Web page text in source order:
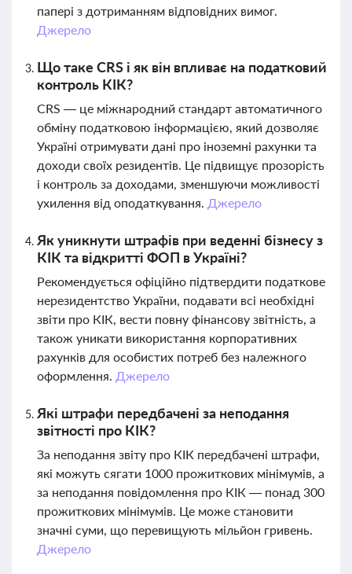
папері з дотриманням відповідних вимог.
Джерело
Що таке CRS і як він впливає на податковий
контроль КІК?
CRS — це міжнародний стандарт автоматичного
обміну податковою інформацією, який дозволяє
Україні отримувати дані про іноземні рахунки та
доходи своїх резидентів. Це підвищує прозорість
і контроль за доходами, зменшуючи можливості
ухилення від оподаткування. Джерело
Як уникнути штрафів при веденні бізнесу з
КІК та відкритті ФОП в Україні?
Рекомендується офіційно підтвердити податкове
нерезидентство України, подавати всі необхідні
звіти про КІК, вести повну фінансову звітність, а
також уникати використання корпоративних
рахунків для особистих потреб без належного
оформлення. Джерело
Які штрафи передбачені за неподання
звітності про КІК?
За неподання звіту про КІК передбачені штрафи,
які можуть сягати 1000 прожиткових мінімумів, а
за неподання повідомлення про КІК — понад 300
прожиткових мінімумів. Це може становити
значні суми, що перевищують мільйон гривень.
Джерело